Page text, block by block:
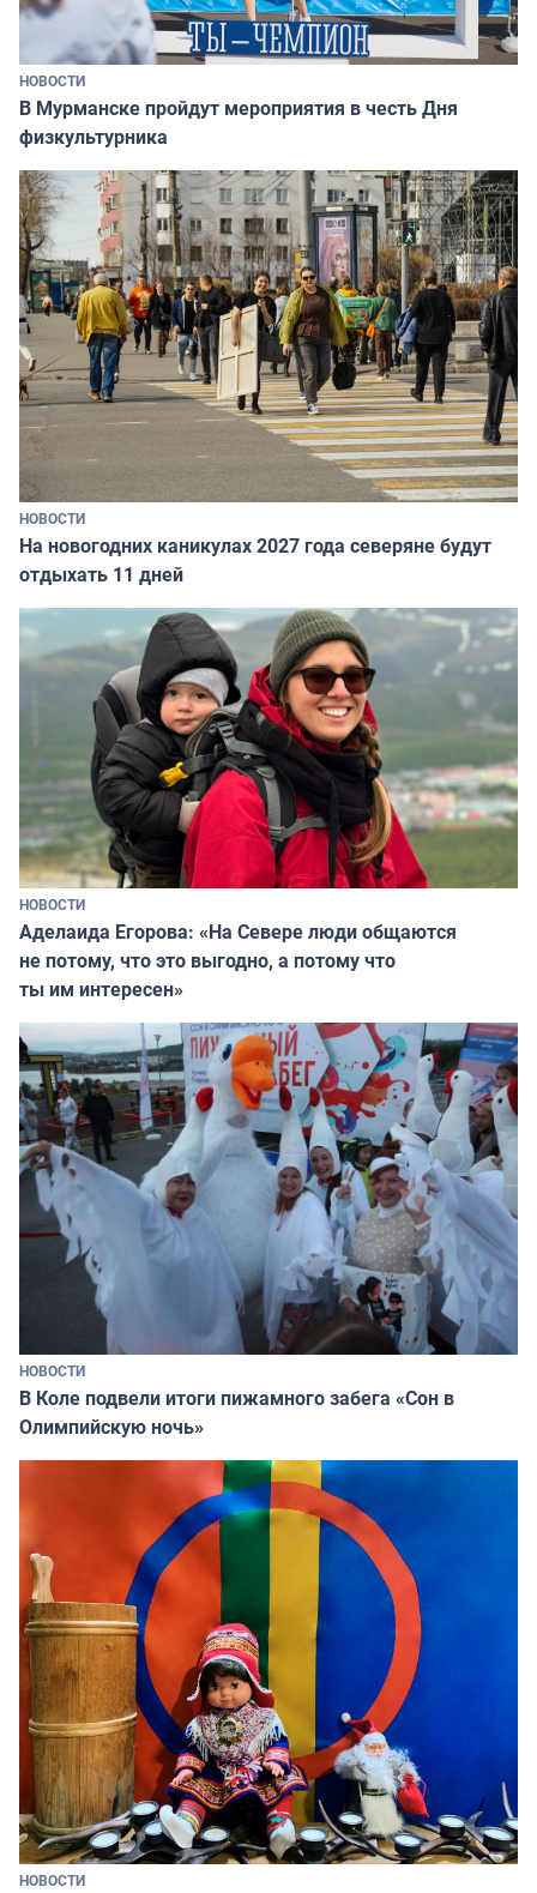
НОВОСТИ
В Мурманске пройдут мероприятия в честь Дня
физкультурника
НОВОСТИ
На новогодних каникулах 2027 года северяне будут
отдыхать 11 дней
НОВОСТИ
Аделаида Егорова: «На Севере люди общаются
не потому, что это выгодно, а потому что
ты им интересен»
НОВОСТИ
В Коле подвели итоги пижамного забега «Сон в
Олимпийскую ночь»
НОВОСТИ